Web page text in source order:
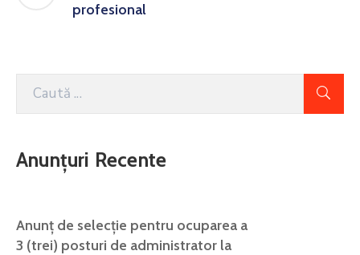
profesional
Anunțuri Recente
Anunţ de selecţie pentru ocuparea a
3 (trei) posturi de administrator la